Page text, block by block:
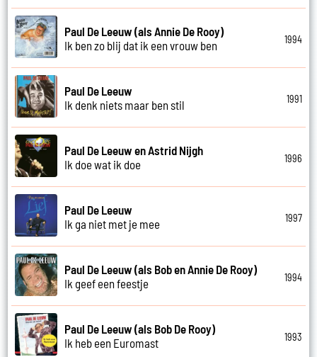
Paul De Leeuw (als Annie De Rooy)
Ik ben zo blij dat ik een vrouw ben
1994
Paul De Leeuw
Ik denk niets maar ben stil
1991
Paul De Leeuw en Astrid Nijgh
Ik doe wat ik doe
1996
Paul De Leeuw
Ik ga niet met je mee
1997
Paul De Leeuw (als Bob en Annie De Rooy)
Ik geef een feestje
1994
Paul De Leeuw (als Bob De Rooy)
Ik heb een Euromast
1993